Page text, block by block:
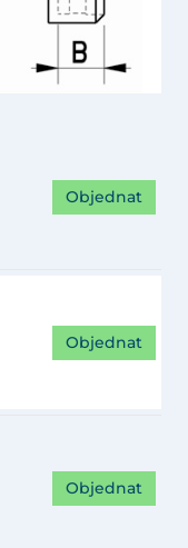
Objednat
Objednat
Objednat